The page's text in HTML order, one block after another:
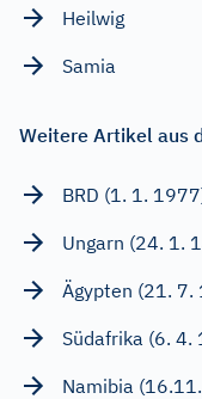
Heilwig
Samia
Weitere Artikel aus
BRD (1. 1.
Ungarn (24. 1.
Ägypten (21. 7.
Südafrika (6. 4.
Namibia